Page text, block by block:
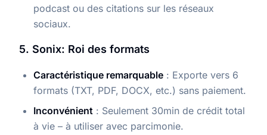
podcast ou des citations sur les réseaux
sociaux.
5. Sonix: Roi des formats
Caractéristique remarquable : Exporte vers 6
formats (TXT, PDF, DOCX, etc.) sans paiement.
Inconvénient : Seulement 30min de crédit total
à vie – à utiliser avec parcimonie.